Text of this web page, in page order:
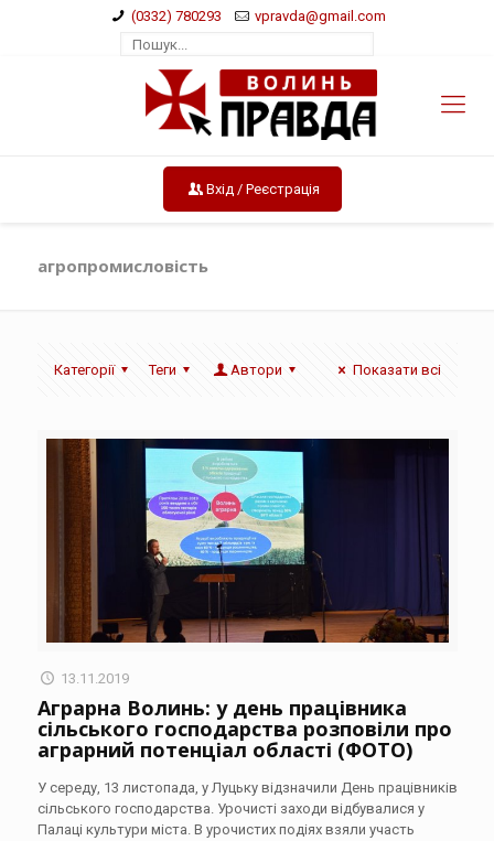
(0332) 780293 vpravda@gmail.com
Вхід / Реєстрація
агропромисловість
Категорії Теги Автори Показати всі
13.11.2019
Аграрна Волинь: у день працівника
сільського господарства розповіли про
аграрний потенціал області (ФОТО)
У середу, 13 листопада, у Луцьку відзначили День працівників
сільського господарства. Урочисті заходи відбувалися у
Палаці культури міста. В урочистих подіях взяли участь